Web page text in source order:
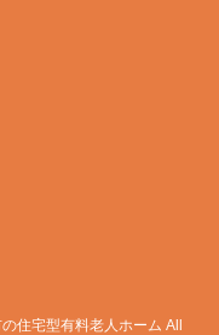
住宅型有料老人ホーム All